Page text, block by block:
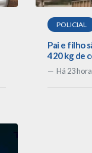
POLICIAL
Pai e filho
420 kg de
Há 23